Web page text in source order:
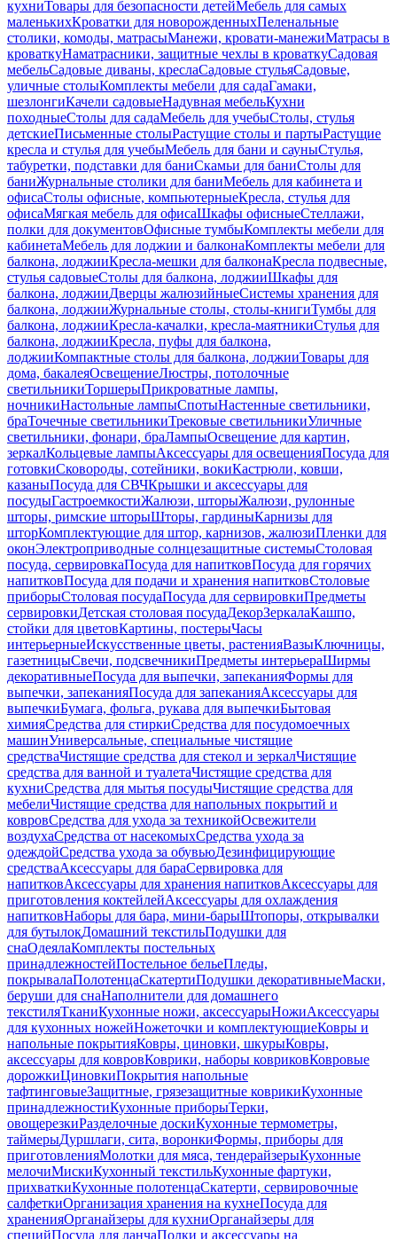
кухниТовары для безопасности детейМебель для самых
маленькихКроватки для новорожденныхПеленальные
столики, комоды, матрасыМанежи, кровати-манежиМатрасы в
кроваткуНаматрасники, защитные чехлы в кроваткуСадовая
мебельСадовые диваны, креслаСадовые стульяСадовые,
уличные столыКомплекты мебели для садаГамаки,
шезлонгиКачели садовыеНадувная мебельКухни
походныеСтолы для садаМебель для учебыСтолы, стулья
детскиеПисьменные столыРастущие столы и партыРастущие
кресла и стулья для учебыМебель для бани и сауныСтулья,
табуретки, подставки для баниСкамьи для баниСтолы для
баниЖурнальные столики для баниМебель для кабинета и
офисаСтолы офисные, компьютерныеКресла, стулья для
офисаМягкая мебель для офисаШкафы офисныеСтеллажи,
полки для документовОфисные тумбыКомплекты мебели для
кабинетаМебель для лоджии и балконаКомплекты мебели для
балкона, лоджииКресла-мешки для балконаКресла подвесные,
стулья садовыеСтолы для балкона, лоджииШкафы для
балкона, лоджииДверцы жалюзийныеСистемы хранения для
балкона, лоджииЖурнальные столы, столы-книгиТумбы для
балкона, лоджииКресла-качалки, кресла-маятникиСтулья для
балкона, лоджииКресла, пуфы для балкона,
лоджииКомпактные столы для балкона, лоджииТовары для
дома, бакалеяОсвещениеЛюстры, потолочные
светильникиТоршерыПрикроватные лампы,
ночникиНастольные лампыСпотыНастенные светильники,
браТочечные светильникиТрековые светильникиУличные
светильники, фонари, браЛампыОсвещение для картин,
зеркалКольцевые лампыАксессуары для освещенияПосуда для
готовкиСковороды, сотейники, вокиКастрюли, ковши,
казаныПосуда для СВЧКрышки и аксессуары для
посудыГастроемкостиЖалюзи, шторыЖалюзи, рулонные
шторы, римские шторыШторы, гардиныКарнизы для
шторКомплектующие для штор, карнизов, жалюзиПленки для
оконЭлектроприводные солнцезащитные системыСтоловая
посуда, сервировкаПосуда для напитковПосуда для горячих
напитковПосуда для подачи и хранения напитковСтоловые
приборыСтоловая посудаПосуда для сервировкиПредметы
сервировкиДетская столовая посудаДекорЗеркалаКашпо,
стойки для цветовКартины, постерыЧасы
интерьерныеИскусственные цветы, растенияВазыКлючницы,
газетницыСвечи, подсвечникиПредметы интерьераШирмы
декоративныеПосуда для выпечки, запеканияФормы для
выпечки, запеканияПосуда для запеканияАксессуары для
выпечкиБумага, фольга, рукава для выпечкиБытовая
химияСредства для стиркиСредства для посудомоечных
машинУниверсальные, специальные чистящие
средстваЧистящие средства для стекол и зеркалЧистящие
средства для ванной и туалетаЧистящие средства для
кухниСредства для мытья посудыЧистящие средства для
мебелиЧистящие средства для напольных покрытий и
ковровСредства для ухода за техникойОсвежители
воздухаСредства от насекомыхСредства ухода за
одеждойСредства ухода за обувьюДезинфицирующие
средстваАксессуары для бараСервировка для
напитковАксессуары для хранения напитковАксессуары для
приготовления коктейлейАксессуары для охлаждения
напитковНаборы для бара, мини-барыШтопоры, открывалки
для бутылокДомашний текстильПодушки для
снаОдеялаКомплекты постельных
принадлежностейПостельное бельеПледы,
покрывалаПолотенцаСкатертиПодушки декоративныеМаски,
беруши для снаНаполнители для домашнего
текстиляТканиКухонные ножи, аксессуарыНожиАксессуары
для кухонных ножейНожеточки и комплектующиеКовры и
напольные покрытияКовры, циновки, шкурыКовры,
аксессуары для ковровКоврики, наборы ковриковКовровые
дорожкиЦиновкиПокрытия напольные
тафтинговыеЗащитные, грязезащитные коврикиКухонные
принадлежностиКухонные приборыТерки,
овощерезкиРазделочные доскиКухонные термометры,
таймерыДуршлаги, сита, воронкиФормы, приборы для
приготовленияМолотки для мяса, тендерайзерыКухонные
мелочиМискиКухонный текстильКухонные фартуки,
прихваткиКухонные полотенцаСкатерти, сервировочные
салфеткиОрганизация хранения на кухнеПосуда для
храненияОрганайзеры для кухниОрганайзеры для
специйПосуда для ланчаПолки и аксессуары на